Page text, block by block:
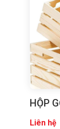
HỘP
Liên hệ